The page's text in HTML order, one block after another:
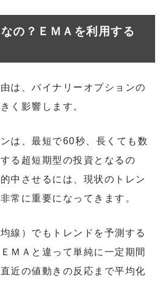
の？ＥＭＡを利用する
は、バイナリーオプションの
く影響します。
は、最短で60秒、長くても数
る超短期型の投資となるの
中させるには、現状のトレン
常に重要になってきます。
線）でもトレンドを予測する
ＭＡと違って単純に一定期間
近の値動きの反応まで平均化